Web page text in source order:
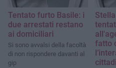
Tentato furto Basile: i
due arrestati restano
ai domiciliari
Si sono avvalsi della facoltà
di non rispondere davanti al
gip
fatto